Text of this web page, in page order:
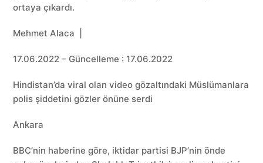
ortaya çıkardı.
Mehmet Alaca |
17.06.2022 – Güncelleme : 17.06.2022
Hindistan’da viral olan video gözaltındaki Müslümanlara
polis şiddetini gözler önüne serdi
Ankara
BBC’nin haberine göre, iktidar partisi BJP’nin önde